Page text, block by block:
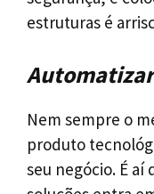
estruturas é
Nem sempre o
produto
seu negócio. É aí